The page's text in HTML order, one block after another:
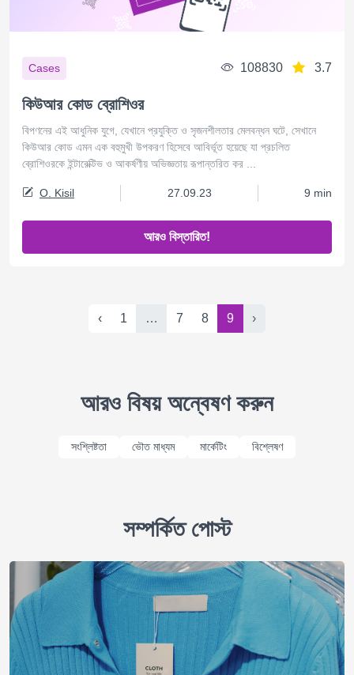
Cases 108830 3.7
কিউআর কোড ব্রোশিওর
বিপণনের এই আধুনিক যুগে, যেখানে প্রযুক্তি ও সৃজনশীলতার মেলবন্ধন ঘটে, সেখানে
কিউআর কোড এমন এক বহুমুখী উপকরণ হিসেবে আবির্ভূত হয়েছে যা প্রচলিত
ব্রোশিওরকে ইন্টারেক্টিভ ও আকর্ষণীয় অভিজ্ঞতায় রূপান্তরিত কর ...
O. Kisil 27.09.23 9 min
আরও বিস্তারিত!
‹ 1 … 7 8 9 ›
আরও বিষয় অন্বেষণ করুন
সংশ্লিষ্টতা ভৌত মাধ্যম মার্কেটিং বিশ্লেষণ
সম্পর্কিত পোস্ট